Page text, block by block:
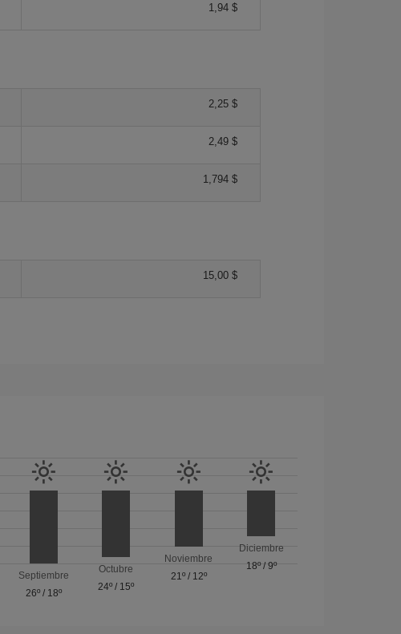
1,94 $
2,25 $
2,49 $
1,794 $
15,00 $
Septiembre
26º/ 18º
Octubre
24º / 15º
Noviembre
21º/ 12º
Diciembre
18º/ 9º